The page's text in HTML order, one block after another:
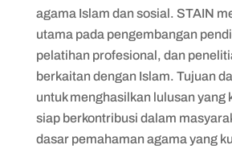
agama Islam dan sosial. STAIN
utama pada pengembangan
pelatihan profesional, dan
berkaitan dengan Islam. Tujuan
untuk menghasilkan lulusan yang
siap berkontribusi dalam
dasar pemahaman agama yang